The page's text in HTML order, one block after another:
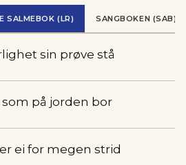
SALMEBOK (LR) SANGBOKEN (SAB)
sin prøve stå
på jorden bor
ei for megen strid